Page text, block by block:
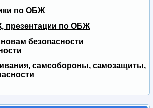
по ОБЖ
презентации по ОБЖ
безопасности
самообороны, самозащиты,